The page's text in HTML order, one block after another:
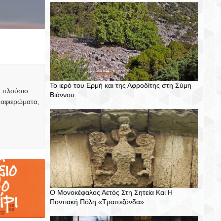
E
T
R
E
I
T
M
E
N
T
πλούσιο
Το ιερό του Ερμή και της Αφροδίτης στη Σύμη
Βιάννου
Ο Μονοκέφαλος Αετός Στη Σητεία Και Η
Ποντιακή Πόλη «Τραπεζόνδα»